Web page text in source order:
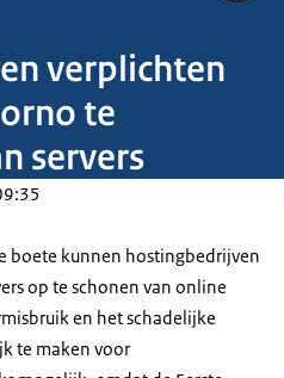
verplichten
te
servers
boete kunnen hostingbedrijven
op te schonen van online
en het schadelijke
te maken voor